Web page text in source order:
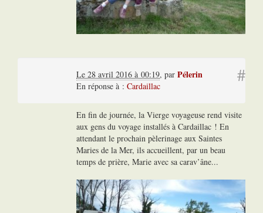
#
Le 28 avril 2016 à 00:19, par Pélerin
En réponse à : Cardaillac
En fin de journée, la Vierge voyageuse rend visite
aux gens du voyage installés à Cardaillac ! En
attendant le prochain pèlerinage aux Saintes
Maries de la Mer, ils accueillent, par un beau
temps de prière, Marie avec sa carav’âne...